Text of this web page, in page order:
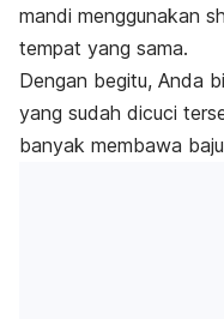
mandi menggunakan
tempat yang sama.
Dengan begitu, Anda
yang sudah dicuci
banyak membawa